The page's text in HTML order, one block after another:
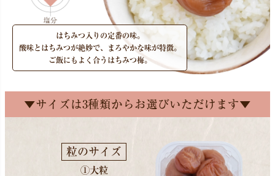
はちみつ入りの定番の味。
酸味とはちみつが絶妙で、まろやかな味が特徴。
ご飯にもよく合うはちみつ梅。
▼サイズは3種類からお選びいただけます▼
粒のサイズ
①大粒